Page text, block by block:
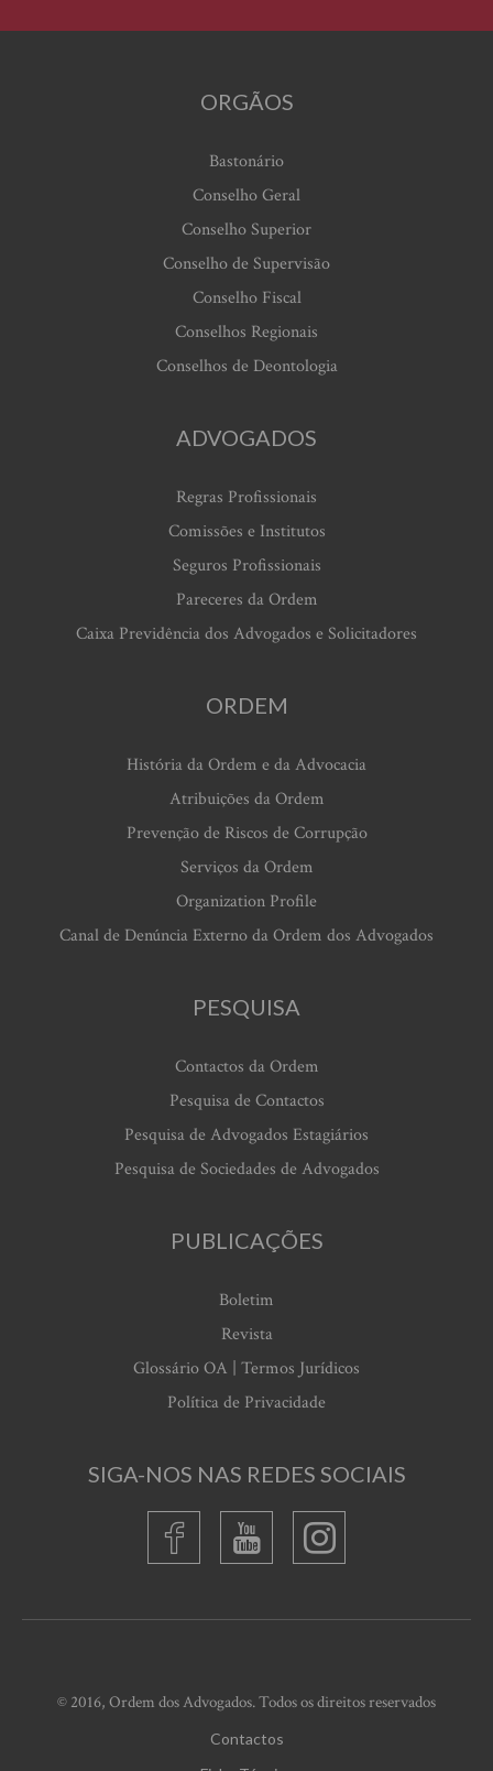
ORGÃOS
Bastonário
Conselho Geral
Conselho Superior
Conselho de Supervisão
Conselho Fiscal
Conselhos Regionais
Conselhos de Deontologia
ADVOGADOS
Regras Profissionais
Comissões e Institutos
Seguros Profissionais
Pareceres da Ordem
Caixa Previdência dos Advogados e Solicitadores
ORDEM
História da Ordem e da Advocacia
Atribuições da Ordem
Prevenção de Riscos de Corrupção
Serviços da Ordem
Organization Profile
Canal de Denúncia Externo da Ordem dos Advogados
PESQUISA
Contactos da Ordem
Pesquisa de Contactos
Pesquisa de Advogados Estagiários
Pesquisa de Sociedades de Advogados
PUBLICAÇÕES
Boletim
Revista
Glossário OA | Termos Jurídicos
Política de Privacidade
SIGA-NOS NAS REDES SOCIAIS
© 2016, Ordem dos Advogados. Todos os direitos reservados
Contactos